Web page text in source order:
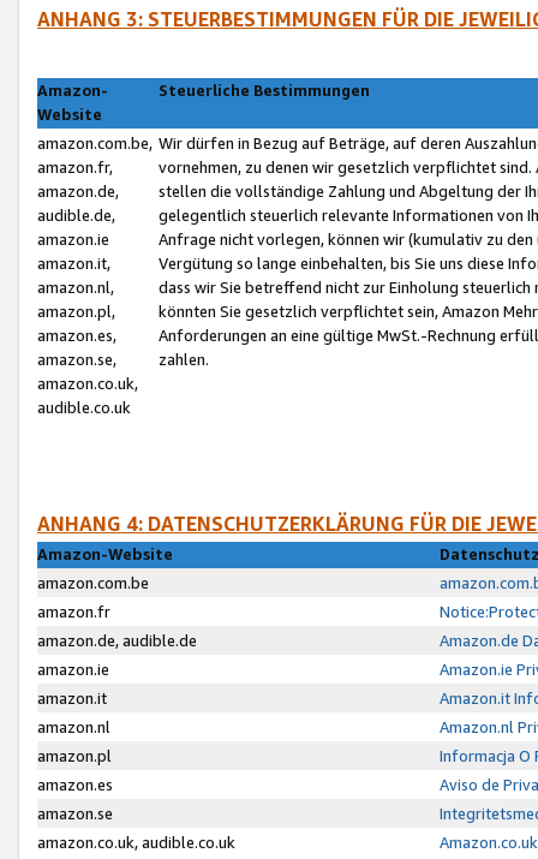
ANHANG 3: STEUERBESTIMMUNGEN FÜR DIE
Amazon-
Website
Steuerliche Bestimmungen
amazon.com.be,
amazon.fr,
amazon.de,
audible.de,
amazon.ie
amazon.it,
amazon.nl,
amazon.pl,
amazon.es,
amazon.se,
amazon.co.uk,
audible.co.uk
Wir dürfen in Bezug auf Beträge, auf deren
vornehmen, zu denen wir gesetzlich verpflichtet
stellen die vollständige Zahlung und Abgeltung der
gelegentlich steuerlich relevante Informationen von
Anfrage nicht vorlegen, können wir (kumulativ zu
Vergütung so lange einbehalten, bis Sie uns diese
dass wir Sie betreffend nicht zur Einholung
könnten Sie gesetzlich verpflichtet sein, Amazon
Anforderungen an eine gültige MwSt.-Rechnung
zahlen.
ANHANG 4: DATENSCHUTZERKLÄRUNG FÜR DIE
Amazon-Website
amazon.com.be
amazon.fr
amazon.de, audible.de
Amazon.de
amazon.ie
Amazon.ie
amazon.it
Amazon.it
amazon.nl
Amazon.nl
amazon.pl
Informacja O
amazon.es
Aviso de
amazon.se
amazon.co.uk, audible.co.uk